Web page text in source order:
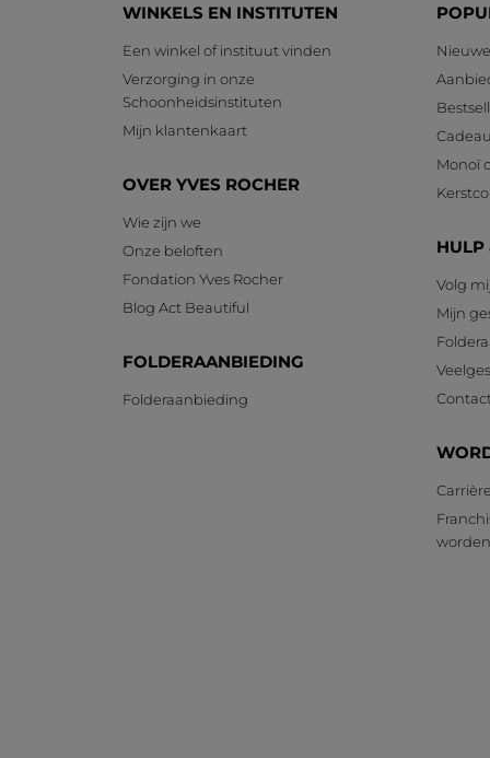
WINKELS EN INSTITUTEN
Een winkel of instituut vinden
Verzorging in onze
Schoonheidsinstituten
Mijn klantenkaart
OVER YVES ROCHER
Wie zijn we
Onze beloften
Fondation Yves Rocher
Blog Act Beautiful
FOLDERAANBIEDING
Folderaanbieding
Monoï
HULP
Volg
Mijn
worden